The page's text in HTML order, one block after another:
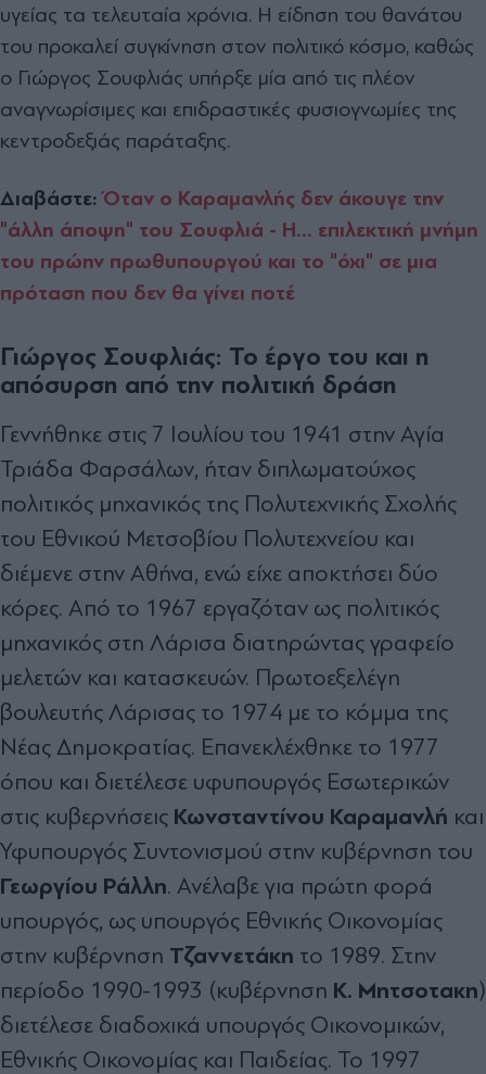
υγείας τα τελευταία χρόνια. Η είδηση του θανάτου
του προκαλεί συγκίνηση στον πολιτικό κόσμο, καθώς
ο Γιώργος Σουφλιάς υπήρξε μία από τις πλέον
αναγνωρίσιμες και επιδραστικές φυσιογνωμίες της
κεντροδεξιάς παράταξης.
Διαβάστε:Όταν ο Καραμανλής δεν άκουγε την
"άλλη άποψη" του Σουφλιά - Η... επιλεκτική μνήμη
του πρώην πρωθυπουργού και το "όχι" σε μια
πρόταση που δεν θα γίνει ποτέ
Γιώργος Σουφλιάς: Το έργο του και η
απόσυρση από την πολιτική δράση
Γεννήθηκε στις 7 Ιουλίου του 1941 στην Αγία
Τριάδα Φαρσάλων, ήταν διπλωματούχος
πολιτικός μηχανικός της Πολυτεχνικής Σχολής
του Εθνικού Μετσοβίου Πολυτεχνείου και
διέμενε στην Αθήνα, ενώ είχε αποκτήσει δύο
κόρες. Από το 1967 εργαζόταν ως πολιτικός
μηχανικός στη Λάρισα διατηρώντας γραφείο
μελετών και κατασκευών. Πρωτοεξελέγη
βουλευτής Λάρισας το 1974 με το κόμμα της
Νέας Δημοκρατίας. Επανεκλέχθηκε το 1977
όπου και διετέλεσε υφυπουργός Εσωτερικών
στις κυβερνήσεις Κωνσταντίνου Καραμανλή και
Υφυπουργός Συντονισμού στην κυβέρνηση του
Γεωργίου Ράλλη. Ανέλαβε για πρώτη φορά
υπουργός, ως υπουργός Εθνικής Οικονομίας
στην κυβέρνηση Τζαννετάκη το 1989. Στην
περίοδο 1990-1993 (κυβέρνηση Κ. Μητσοτακη)
διετέλεσε διαδοχικά υπουργός Οικονομικών,
Εθνικής Οικονομίας και Παιδείας. Το 1997